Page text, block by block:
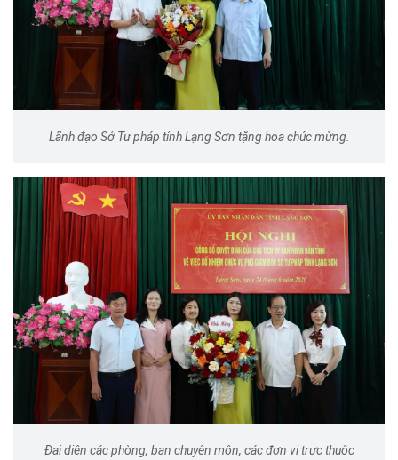
Lãnh đạo Sở Tư pháp tỉnh Lạng Sơn tặng hoa chúc mừng.
Đại diện các phòng, ban chuyên môn, các đơn vị trực thuộc